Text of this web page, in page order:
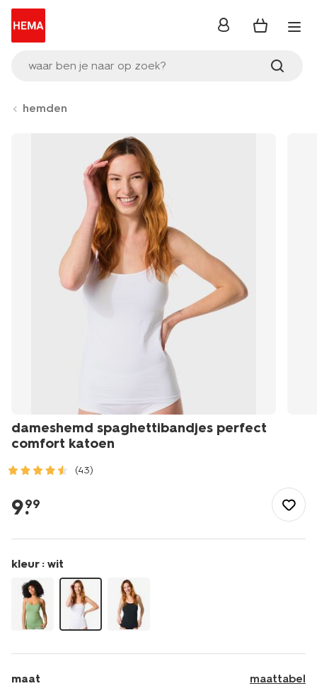
waar ben je naar op zoek?
inloggen
hemden
dameshemd spaghettibandjes perfect
comfort katoen
(43)
spaghettibandjes-
perfect-
katoen-
19691315.html
9.
99
kleur : wit
maat maattabel